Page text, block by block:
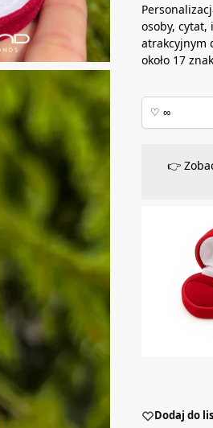
osoby, cytat,
atrakcyjnym
około 17
👉
Dodaj do